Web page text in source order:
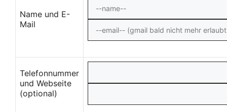
Name und E-
Mail
Telefonnummer
und Webseite
(optional)